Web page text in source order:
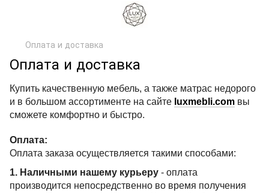
Оплата и доставка
Оплата и доставка
Купить качественную мебель, а также матрас недорого
и в большом ассортименте на сайте luxmebli.com вы
сможете комфортно и быстро.
Оплата:
Оплата заказа осуществляется такими способами:
1. Наличными нашему курьеру - оплата
производится непосредственно во время получения